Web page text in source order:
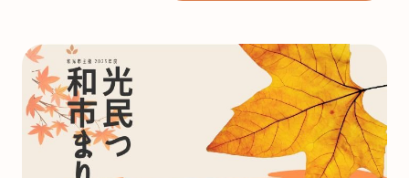
花
見
ス
ポ
ッ